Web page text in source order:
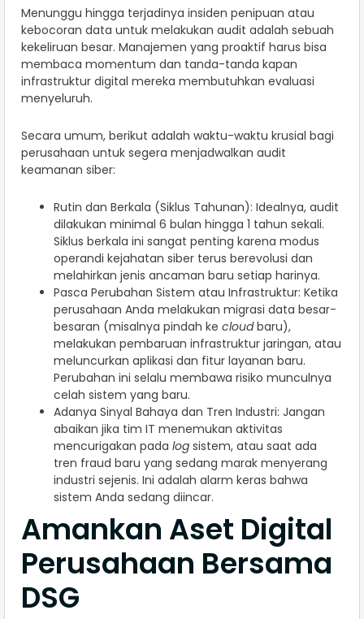
Menunggu hingga terjadinya insiden penipuan atau
kebocoran data untuk melakukan audit adalah sebuah
kekeliruan besar. Manajemen yang proaktif harus bisa
membaca momentum dan tanda-tanda kapan
infrastruktur digital mereka membutuhkan evaluasi
menyeluruh.
Secara umum, berikut adalah waktu-waktu krusial bagi
perusahaan untuk segera menjadwalkan audit
keamanan siber:
Rutin dan Berkala (Siklus Tahunan): Idealnya, audit
dilakukan minimal 6 bulan hingga 1 tahun sekali.
Siklus berkala ini sangat penting karena modus
operandi kejahatan siber terus berevolusi dan
melahirkan jenis ancaman baru setiap harinya.
Pasca Perubahan Sistem atau Infrastruktur: Ketika
perusahaan Anda melakukan migrasi data besar-
besaran (misalnya pindah ke cloudbaru),
melakukan pembaruan infrastruktur jaringan, atau
meluncurkan aplikasi dan fitur layanan baru.
Perubahan ini selalu membawa risiko munculnya
celah sistem yang baru.
Adanya Sinyal Bahaya dan Tren Industri: Jangan
abaikan jika tim IT menemukan aktivitas
mencurigakan pada log sistem, atau saat ada
tren fraud baru yang sedang marak menyerang
industri sejenis. Ini adalah alarm keras bahwa
sistem Anda sedang diincar.
Amankan Aset Digital
Perusahaan Bersama
DSG